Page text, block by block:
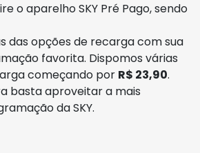
o aparelho SKY Pré Pago, sendo
das opções de recarga com sua
favorita. Dispomos várias
começando por R$ 23,90.
basta aproveitar a mais
da SKY.